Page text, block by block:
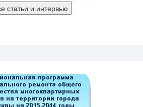
статьи и интервью